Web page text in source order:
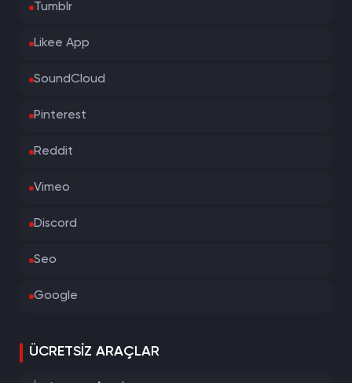
Tumblr
Likee App
SoundCloud
Pinterest
Reddit
Vimeo
Discord
Seo
Google
ÜCRETSIZ ARAÇLAR